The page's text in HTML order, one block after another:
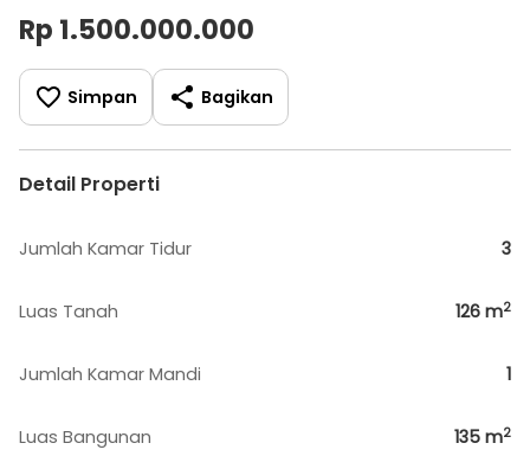
Rp 1.500.000.000
Simpan Bagikan
Detail Properti
Jumlah Kamar Tidur 3
Luas Tanah 126 m2
Jumlah Kamar Mandi 1
Luas Bangunan 135 m2